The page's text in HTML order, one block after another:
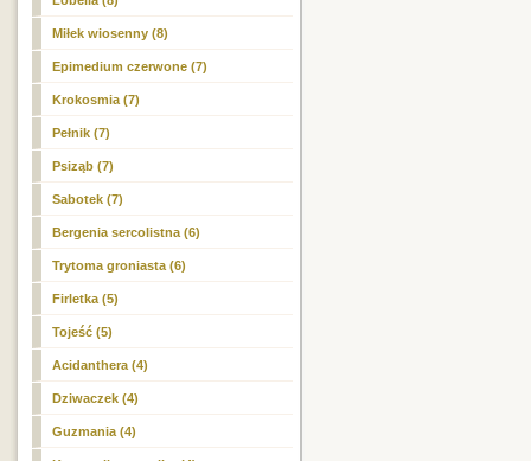
Miłek wiosenny (8)
Epimedium czerwone (7)
Krokosmia (7)
Pełnik (7)
Psiząb (7)
Sabotek (7)
Bergenia sercolistna (6)
Trytoma groniasta (6)
Firletka (5)
Tojeść (5)
Acidanthera (4)
Dziwaczek (4)
Guzmania (4)